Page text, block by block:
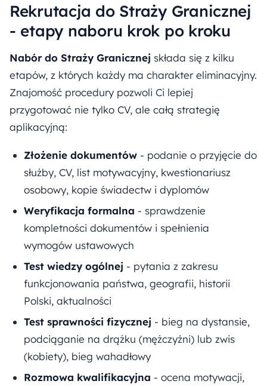
Rekrutacja do Straży Granicznej
- etapy naboru krok po kroku
Nabór do Straży Granicznej składa się z kilku
etapów, z których każdy ma charakter eliminacyjny.
Znajomość procedury pozwoli Ci lepiej
przygotować nie tylko CV, ale całą strategię
aplikacyjną:
Złożenie dokumentów - podanie o przyjęcie do
służby, CV, list motywacyjny, kwestionariusz
osobowy, kopie świadectw i dyplomów
Weryfikacja formalna - sprawdzenie
kompletności dokumentów i spełnienia
wymogów ustawowych
Test wiedzy ogólnej - pytania z zakresu
funkcjonowania państwa, geografii, historii
Polski, aktualności
Test sprawności fizycznej - bieg na dystansie,
podciąganie na drążku (mężczyźni) lub zwis
(kobiety), bieg wahadłowy
Rozmowa kwalifikacyjna - ocena motywacji,